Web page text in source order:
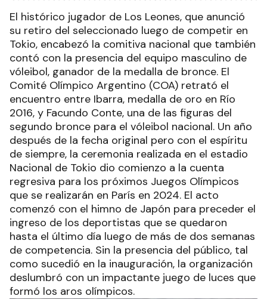
El histórico jugador de Los Leones, que anunció
su retiro del seleccionado luego de competir en
Tokio, encabezó la comitiva nacional que también
contó con la presencia del equipo masculino de
vóleibol, ganador de la medalla de bronce. El
Comité Olímpico Argentino (COA) retrató el
encuentro entre Ibarra, medalla de oro en Río
2016, y Facundo Conte, una de las figuras del
segundo bronce para el vóleibol nacional. Un año
después de la fecha original pero con el espíritu
de siempre, la ceremonia realizada en el estadio
Nacional de Tokio dio comienzo a la cuenta
regresiva para los próximos Juegos Olímpicos
que se realizarán en París en 2024. El acto
comenzó con el himno de Japón para preceder el
ingreso de los deportistas que se quedaron
hasta el último día luego de más de dos semanas
de competencia. Sin la presencia del público, tal
como sucedió en la inauguración, la organización
deslumbró con un impactante juego de luces que
formó los aros olímpicos.